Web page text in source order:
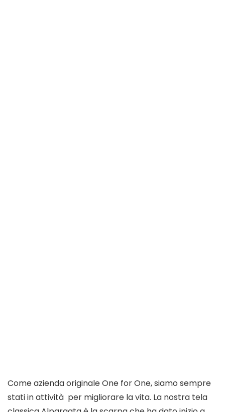
Come azienda originale One for One, siamo sempre
stati in attività per migliorare la vita. La nostra tela